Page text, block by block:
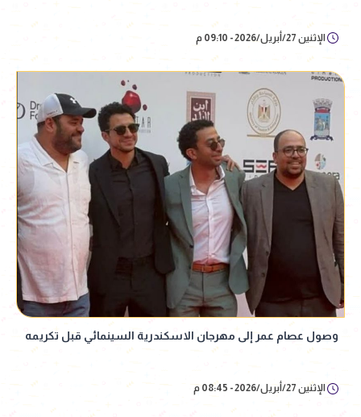
الإثنين 27/أبريل/2026 - 09:10 م
وصول عصام عمر إلى مهرجان الاسكندرية السينمائي قبل تكريمه
الإثنين 27/أبريل/2026 - 08:45 م